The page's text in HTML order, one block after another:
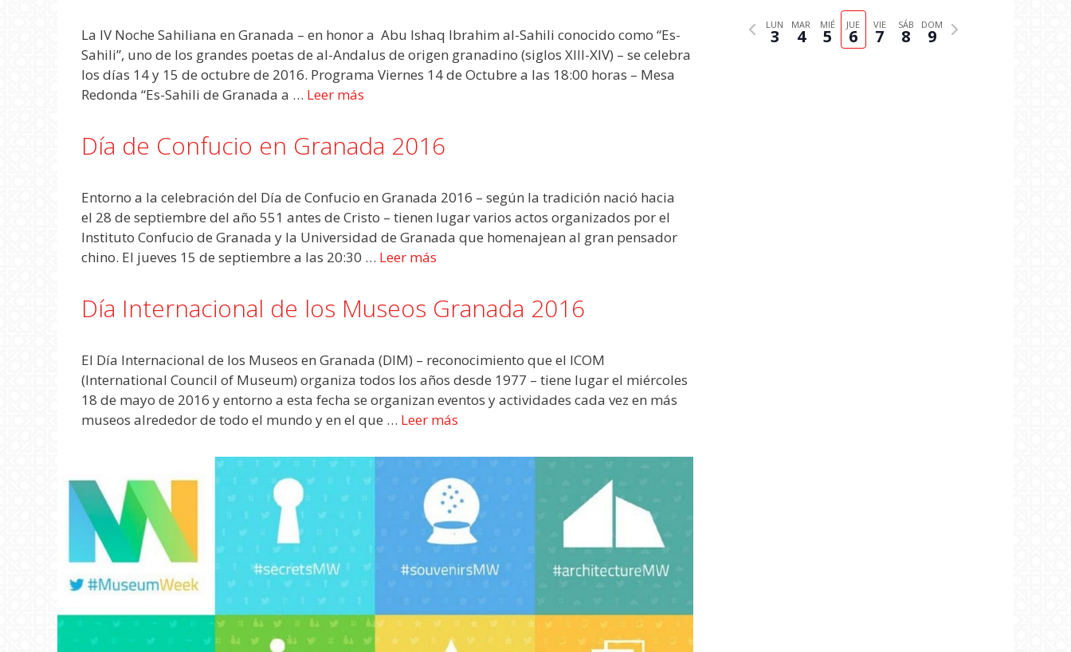
La IV Noche Sahiliana en Granada – en honor a Abu Ishaq Ibrahim al-Sahili conocido como “Es-
Sahili”, uno de los grandes poetas de al-Andalus de origen granadino (siglos XIII-XIV) – se celebra
los días 14 y 15 de octubre de 2016. Programa Viernes 14 de Octubre a las 18:00 horas – Mesa
Redonda “Es-Sahili de Granada a … Leer más
Día de Confucio en Granada 2016
Entorno a la celebración del Día de Confucio en Granada 2016 – según la tradición nació hacia
el 28 de septiembre del año 551 antes de Cristo – tienen lugar varios actos organizados por el
Instituto Confucio de Granada y la Universidad de Granada que homenajean al gran pensador
chino. El jueves 15 de septiembre a las 20:30 … Leer más
Día Internacional de los Museos Granada 2016
El Día Internacional de los Museos en Granada (DIM) – reconocimiento que el ICOM
(International Council of Museum) organiza todos los años desde 1977 – tiene lugar el miércoles
18 de mayo de 2016 y entorno a esta fecha se organizan eventos y actividades cada vez en más
museos alrededor de todo el mundo y en el que … Leer más
LUN
3
MAR
4
MIÉ
5
JUE
6
VIE
7
SÁB
8
DOM
9
N